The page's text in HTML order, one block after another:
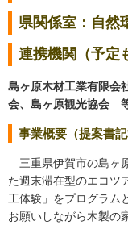
県関係室：自然
連携機関（予定
島ヶ原木材工業有限
会、島ヶ原観光協会
事業概要（提案書記
三重県伊賀市の島ヶ
た週末滞在型のエコツ
工体験」をプログラム
お願いしながら木製の